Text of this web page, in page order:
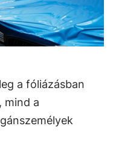
a fóliázásban
mind a